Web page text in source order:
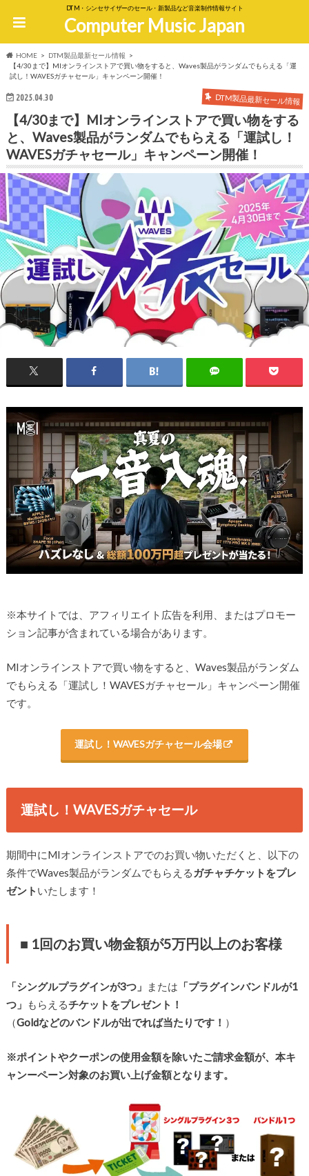
DTM・シンセサイザーのセール・新製品など音楽制作情報サイト
Computer Music Japan
HOME
DTM製品最新セール情報
【4/30まで】MIオンラインストアで買い物をすると、Waves製品がランダムでもらえる「運
試し！WAVESガチャセール」キャンペーン開催！
2025.04.30 DTM製品最新セール情報
【4/30まで】MIオンラインストアで買い物をする
と、Waves製品がランダムでもらえる「運試し！
WAVESガチャセール」キャンペーン開催！
※本サイトでは、アフィリエイト広告を利用、またはプロモー
ション記事が含まれている場合があります。
MIオンラインストアで買い物をすると、Waves製品がランダム
でもらえる「運試し！WAVESガチャセール」キャンペーン開催
です。
運試し！WAVESガチャセール会場
運試し！WAVESガチャセール
期間中にMIオンラインストアでのお買い物いただくと、以下の
条件でWaves製品がランダムでもらえる ガチャチケットをプレ
ゼント いたします！
■ 1回のお買い物金額が5万円以上のお客様
「シングルプラグインが3つ」 または 「プラグインバンドルが1
つ」
もらえるチケットをプレゼント！
（Goldなどのバンドルが出でれば当たりです！ ）
※ポイントやクーポンの使用金額を除いたご請求金額が、本キ
ャンーペーン対象のお買い上げ金額となります。